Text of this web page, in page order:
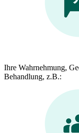
Ihre Wahrnehmung,
Behandlung, z.B.: